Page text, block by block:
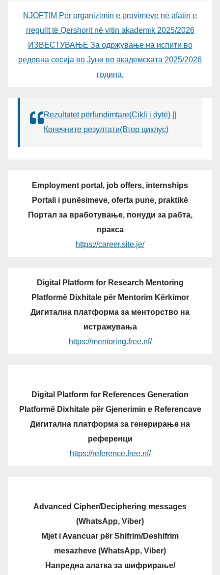
NJOFTIM Për organizimin e provimeve në afatin e
rregullt të Qershorit në vitin akademik 2025/2026
ИЗВЕСТУВАЊЕ За одржување на испити во
редовна сесија во Јуни во академската 2025/2026
година.
Rezultatet përfundimtare(Cikli i dytë) ||
Конечните резултати(Втор циклус)
Employment portal, job offers, internships
Portali i punësimeve, oferta pune, praktikë
Портал за вработување, понуди за рабта,
пракса
https://career.site.je/
Digital Platform for Research Mentoring
Platformë Dixhitale për Mentorim Kërkimor
Дигитална платформа за менторство на
истражувања
https://mentoring.free.nf/
Digital Platform for References Generation
Platformë Dixhitale për Gjenerimin e Referencave
Дигитална платформа за генерирање на
референци
https://reference.free.nf/
Advanced Cipher/Deciphering messages
(WhatsApp, Viber)
Mjet i Avancuar për Shifrim/Deshifrim
mesazheve (WhatsApp, Viber)
Напредна алатка за шифрирање/